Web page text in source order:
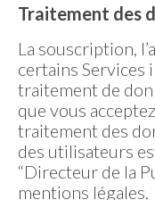
Traitement des
La souscription,
certains Services
traitement de
que vous
traitement des
des utilisateurs
“Directeur de la
mentions légales.